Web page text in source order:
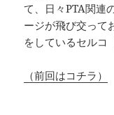
て、日々PTA関連
ージが飛び交って
をしているセルコ
（前回はコチラ）